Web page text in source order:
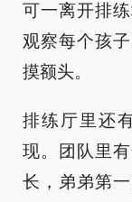
可一离开排
观察每个孩
摸额头。
排练厅里还
现。团队里
长，弟弟第